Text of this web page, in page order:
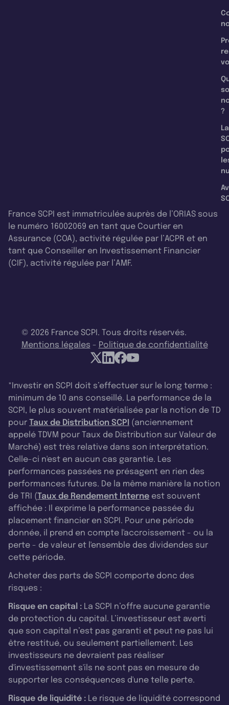
?
La
France SCPI est immatriculée auprès de l’ORIAS sous
le numéro 16002069 en tant que Courtier en
Assurance (COA), activité régulée par l’ACPR et en
tant que Conseiller en Investissement Financier
(CIF), activité régulée par l’AMF.
© 2026 France SCPI. Tous droits réservés.
Mentions légales - Politique de confidentialité
*Investir en SCPI doit s’effectuer sur le long terme :
minimum de 10 ans conseillé. La performance de la
SCPI, le plus souvent matérialisée par la notion de TD
pour Taux de Distribution SCPI (anciennement
appelé TDVM pour Taux de Distribution sur Valeur de
Marché) est très relative dans son interprétation.
Celle-ci n'est en aucun cas garantie. Les
performances passées ne présagent en rien des
performances futures. De la même manière la notion
de TRI (Taux de Rendement Interne est souvent
affichée : Il exprime la performance passée du
placement financier en SCPI. Pour une période
donnée, il prend en compte l'accroissement - ou la
perte - de valeur et l'ensemble des dividendes sur
cette période.
Acheter des parts de SCPI comporte donc des
risques :
Risque en capital : La SCPI n’offre aucune garantie
de protection du capital. L’investisseur est averti
que son capital n’est pas garanti et peut ne pas lui
être restitué, ou seulement partiellement. Les
investisseurs ne devraient pas réaliser
d'investissement s'ils ne sont pas en mesure de
supporter les conséquences d'une telle perte.
Risque de liquidité : Le risque de liquidité correspond